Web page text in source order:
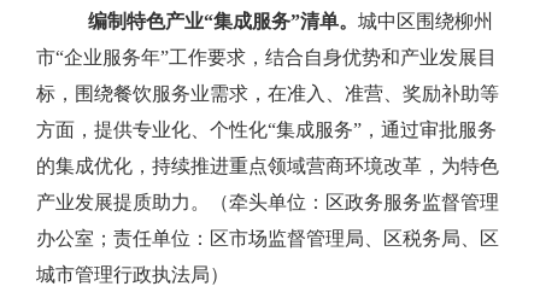
编制特色产业“集成服务”清单。 城中区围绕柳州
市“企业服务年”工作要求，结合自身优势和产业发展目
标， 围绕餐饮服务业需求，在准入、准营、奖励补助等
方面，提供专业化、个性化“集成服务” ，通过审批服务
的集成优化，持续推进重点领域营商环境改革，为特色
产业发展提质助力。（牵头单位：区政务服务监督管理
办公室；责任单位：区市场监督管理局、区税务局、区
城市管理行政执法局）